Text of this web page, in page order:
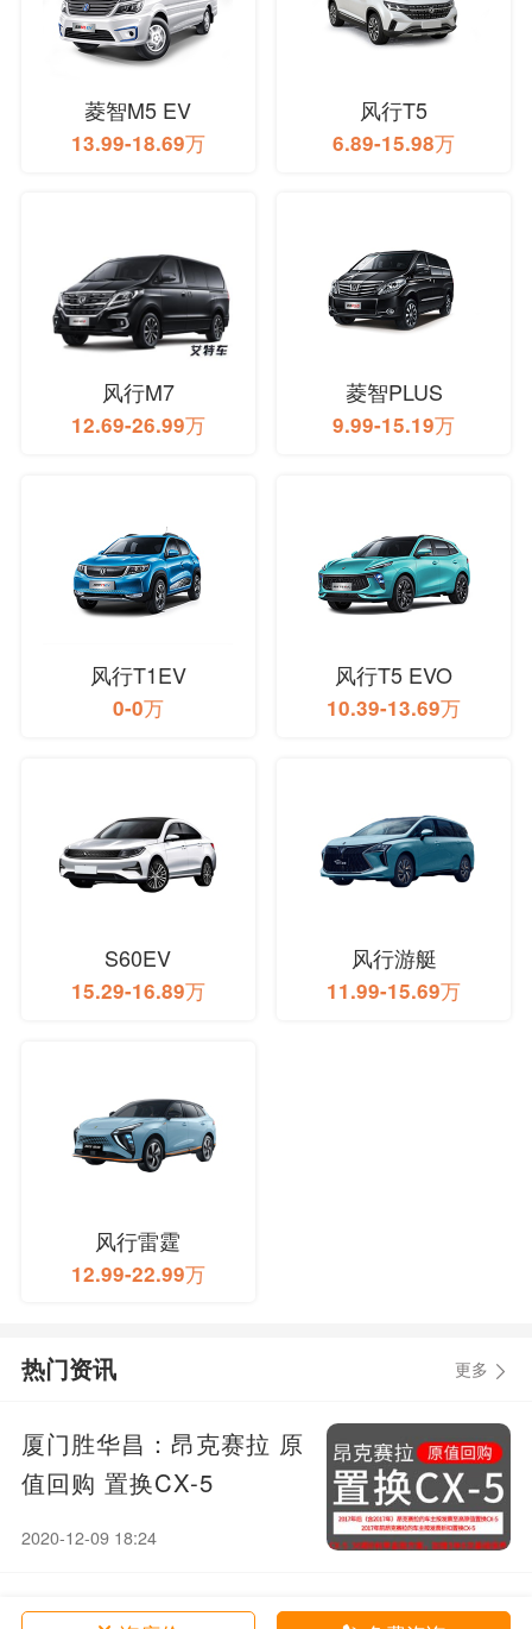
菱智M5 EV
13.99-18.69万
风行T5
6.89-15.98万
风行M7
12.69-26.99万
菱智PLUS
9.99-15.19万
风行T1EV
0-0万
风行T5 EVO
10.39-13.69万
S60EV
15.29-16.89万
风行游艇
11.99-15.69万
风行雷霆
12.99-22.99万
热门资讯 更多
厦门胜华昌：昂克赛拉 原
值回购 置换CX-5
2020-12-09 18:24